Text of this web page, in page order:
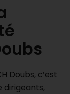
Doubs, c’est
dirigeants,